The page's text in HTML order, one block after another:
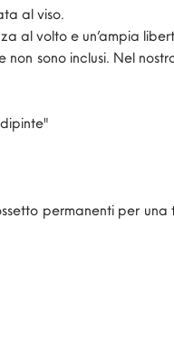
al viso.
al volto e un’ampia
sono inclusi. Nel
permanenti per una